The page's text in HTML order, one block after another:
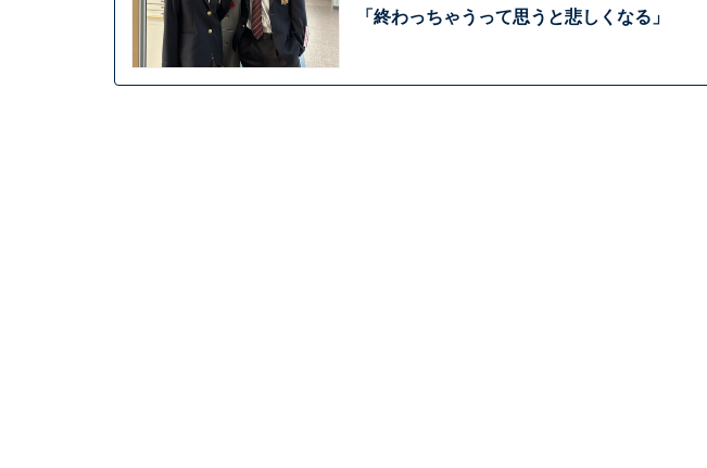
「終わっちゃうって思うと悲しくなる」